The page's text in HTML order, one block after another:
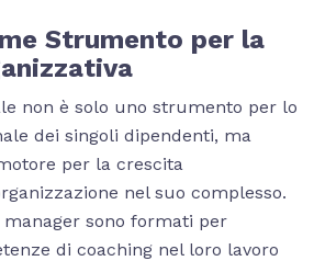
Strumento per la
non è solo uno strumento per lo
dei singoli dipendenti, ma
per la crescita
nel suo complesso.
sono formati per
di coaching nel loro lavoro